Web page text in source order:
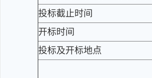
投标截止时间
开标时间
投标及开标地点